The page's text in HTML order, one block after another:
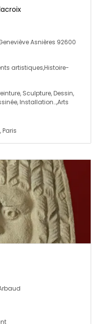
Asnières 92600
artistiques,Histoire-
Sculpture, Dessin,
Installation…,Arts